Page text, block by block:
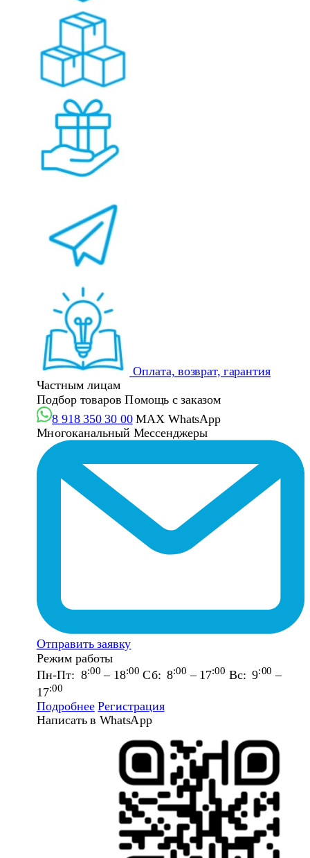
Оплата, возврат, гарантия
Частным лицам
Подбор товаров Помощь с заказом
8 918 350 30 00 MAX WhatsApp
Многоканальный Мессенджеры
Отправить заявку
Режим работы
Пн-Пт: 8:00 – 18:00 Сб: 8:00 – 17:00 Вс: 9:00 –
17:00
Подробнее Регистрация
Написать в WhatsApp